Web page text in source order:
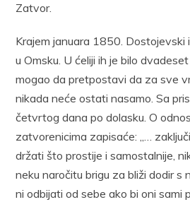
Zatvor.
Krajem januara 1850.
u Omsku. U ćeliji ih je bilo
mogao da pretpostavi da za sve
nikada neće ostati nasamo. Sa
četvrtog dana po dolasku. O
zatvorenicima zapisaće: „…
držati što prostije i samostalnije,
neku naročitu brigu za bliži dodir s
ni odbijati od sebe ako bi oni sami